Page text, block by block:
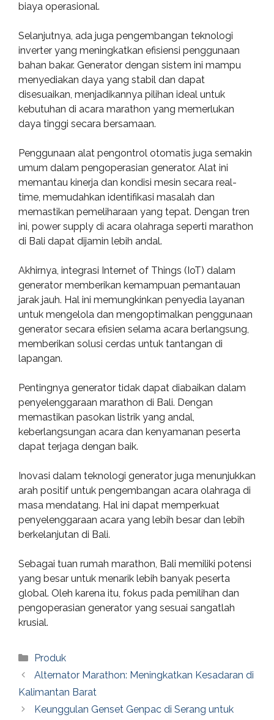
biaya operasional.
Selanjutnya, ada juga pengembangan teknologi
inverter yang meningkatkan efisiensi penggunaan
bahan bakar. Generator dengan sistem ini mampu
menyediakan daya yang stabil dan dapat
disesuaikan, menjadikannya pilihan ideal untuk
kebutuhan di acara marathon yang memerlukan
daya tinggi secara bersamaan.
Penggunaan alat pengontrol otomatis juga semakin
umum dalam pengoperasian generator. Alat ini
memantau kinerja dan kondisi mesin secara real-
time, memudahkan identifikasi masalah dan
memastikan pemeliharaan yang tepat. Dengan tren
ini, power supply di acara olahraga seperti marathon
di Bali dapat dijamin lebih andal.
Akhirnya, integrasi Internet of Things (IoT) dalam
generator memberikan kemampuan pemantauan
jarak jauh. Hal ini memungkinkan penyedia layanan
untuk mengelola dan mengoptimalkan penggunaan
generator secara efisien selama acara berlangsung,
memberikan solusi cerdas untuk tantangan di
lapangan.
Pentingnya generator tidak dapat diabaikan dalam
penyelenggaraan marathon di Bali. Dengan
memastikan pasokan listrik yang andal,
keberlangsungan acara dan kenyamanan peserta
dapat terjaga dengan baik.
Inovasi dalam teknologi generator juga menunjukkan
arah positif untuk pengembangan acara olahraga di
masa mendatang. Hal ini dapat memperkuat
penyelenggaraan acara yang lebih besar dan lebih
berkelanjutan di Bali.
Sebagai tuan rumah marathon, Bali memiliki potensi
yang besar untuk menarik lebih banyak peserta
global. Oleh karena itu, fokus pada pemilihan dan
pengoperasian generator yang sesuai sangatlah
krusial.
Categories
Produk
Alternator Marathon: Meningkatkan Kesadaran di
Kalimantan Barat
Keunggulan Genset Genpac di Serang untuk